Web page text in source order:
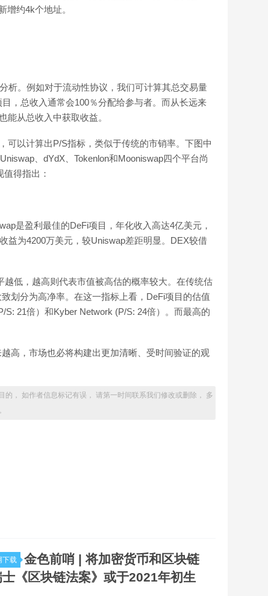
增约4k个地址。
析。例如对于流动性协议，我们可计算其总交易量
，总收入通常会100％分配给参与者。而从长远来
能从总收入中获取收益。
可以计算出P/S指标，类似于传统的市销率。下图中
、dYdX、Tokenlon和Mooniswap四个平台尚
得指出：
是盈利最佳的DeFi项目，年化收入高达4亿美元，
益为4200万美元，较Uniswap差距明显。DEX较借
低，越高则代表市值被高估的概率较大。在传统估
划分为高净率。在这一指标上看，DeFi项目的估值
21倍）和Kyber Network (P/S: 24倍）。而最高的
高，市场也必将构建出更加清晰、受时间验证的观
， 如作者信息标记有误， 请第一时间联系我们修改或删除， 多
下载
金色前哨 | 将加密货币和区块链
《区块链法案》或于2021年初生